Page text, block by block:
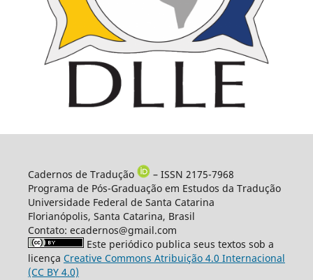
Cadernos de Tradução
– ISSN 2175-7968
Programa de Pós-Graduação em Estudos da Tradução
Universidade Federal de Santa Catarina
Florianópolis, Santa Catarina, Brasil
Contato: ecadernos@gmail.com
Este periódico publica seus textos sob a
licença Creative Commons Atribuição 4.0 Internacional
(CC BY 4.0)